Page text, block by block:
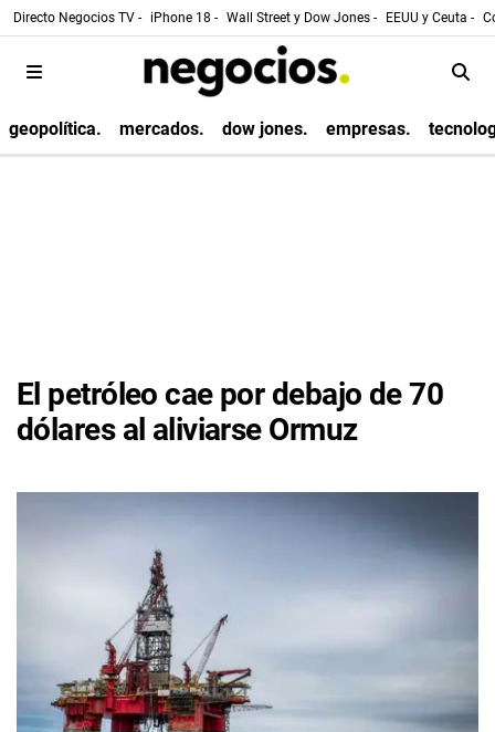
Directo Negocios TV - iPhone 18 - Wall Street y Dow Jones - EEUU y Ceuta -
geopolítica. mercados. dow jones. empresas.
El petróleo cae por debajo de 70
dólares al aliviarse Ormuz